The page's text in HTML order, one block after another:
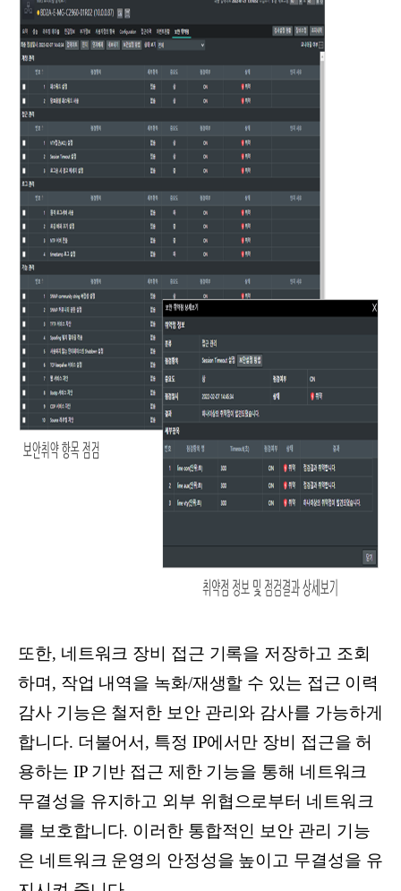
또한, 네트워크 장비 접근 기록을 저장하고 조회
하며, 작업 내역을 녹화/재생할 수 있는 접근 이력
감사 기능은 철저한 보안 관리와 감사를 가능하게
합니다. 더불어서, 특정 IP에서만 장비 접근을 허
용하는 IP 기반 접근 제한 기능을 통해 네트워크
무결성을 유지하고 외부 위협으로부터 네트워크
를 보호합니다. 이러한 통합적인 보안 관리 기능
은 네트워크 운영의 안정성을 높이고 무결성을 유